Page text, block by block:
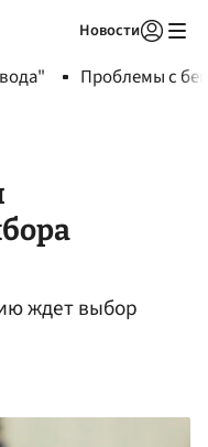
Новости
Проблемы с
ждет выбор